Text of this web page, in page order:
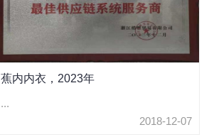
蕉内内衣，2023年
...
2018-12-07